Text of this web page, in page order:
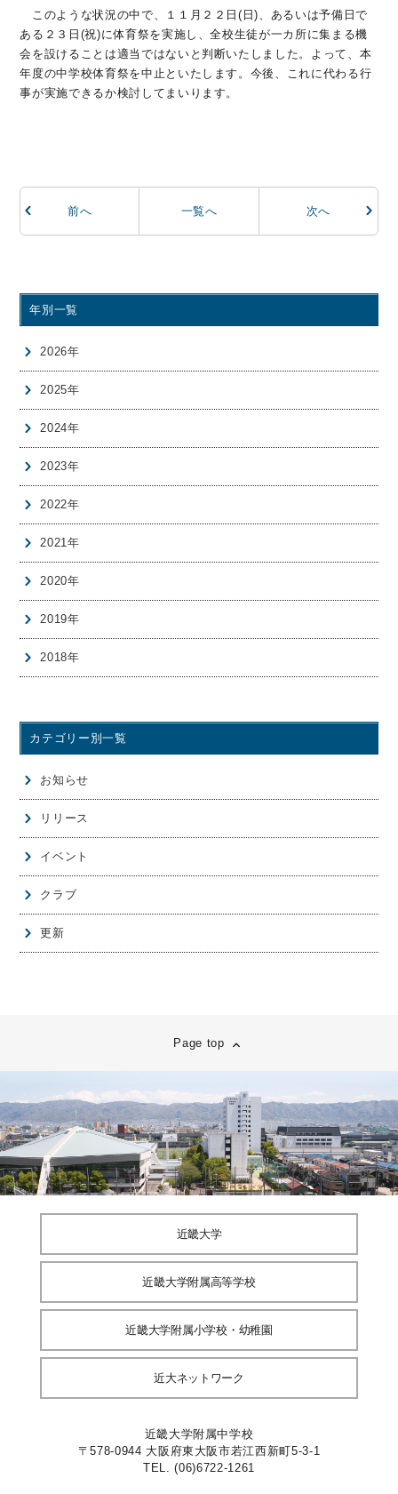
このような状況の中で、１１月２２日(日)、あるいは予備日で
ある２３日(祝)に体育祭を実施し、全校生徒が一カ所に集まる機
会を設けることは適当ではないと判断いたしました。よって、本
年度の中学校体育祭を中止といたします。今後、これに代わる行
事が実施できるか検討してまいります。
前へ 一覧へ 次へ
年別一覧
2026年
2025年
2024年
2023年
2022年
2021年
2020年
2019年
2018年
カテゴリー別一覧
お知らせ
リリース
イベント
クラブ
更新
Page top
近畿大学
近畿大学附属高等学校
近畿大学附属小学校・幼稚園
近大ネットワーク
近畿大学附属中学校
〒578-0944 大阪府東大阪市若江西新町5-3-1
TEL. (06)6722-1261